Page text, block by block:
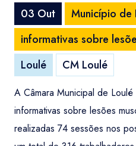
03 Out
Município de
informativas sobre
Loulé
CM Loulé
A Câmara Municipal de
informativas sobre lesões
realizadas 74 sessões nos